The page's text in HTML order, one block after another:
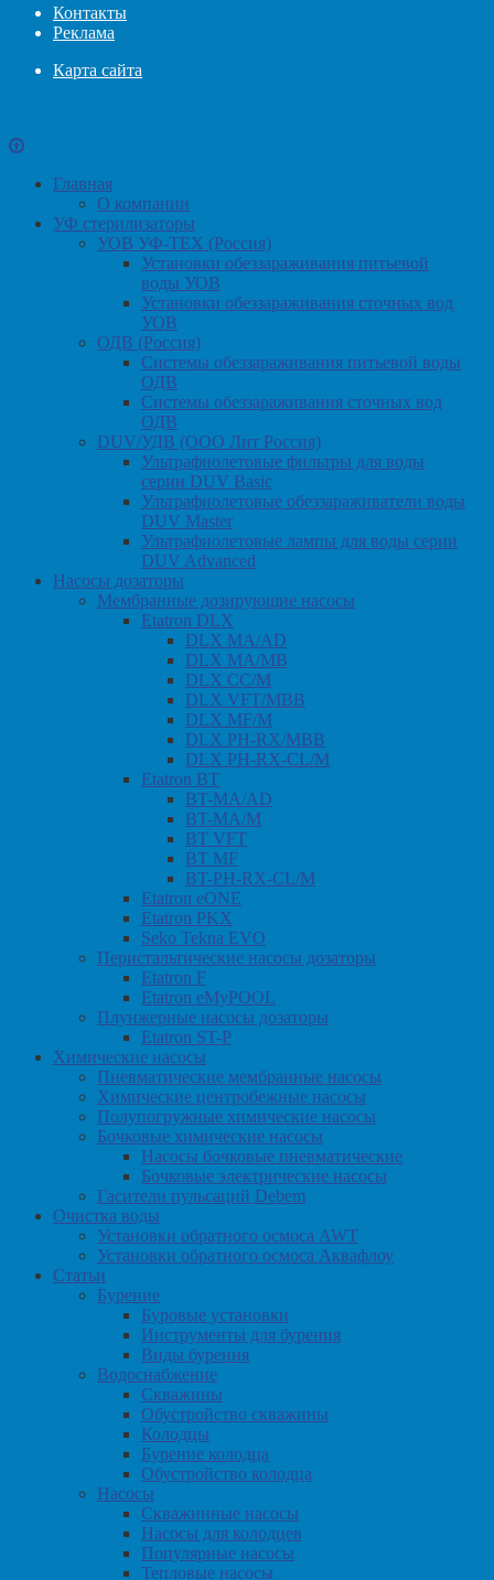
Контакты
Реклама
Карта сайта
Главная
О компании
УФ стерилизаторы
УОВ УФ-ТЕХ (Россия)
Установки обеззараживания питьевой
воды УОВ
Установки обеззараживания сточных вод
УОВ
ОДВ (Россия)
Системы обеззараживания питьевой воды
ОДВ
Системы обеззараживания сточных вод
ОДВ
DUV/УДВ (ООО Лит Россия)
Ультрафиолетовые фильтры для воды
серии DUV Basic
Ультрафиолетовые обеззараживатели воды
DUV Master
Ультрафиолетовые лампы для воды серии
DUV Advanced
Насосы дозаторы
Мембранные дозирующие насосы
Etatron DLX
DLX MA/AD
DLX MA/MB
DLX CC/M
DLX VFT/MBB
DLX MF/M
DLX PH-RX/MBB
DLX PH-RX-CL/M
Etatron BT
BT-MA/AD
BT-MA/M
BT VFT
BT MF
BT-PH-RX-CL/M
Etatron eONE
Etatron PKX
Seko Tekna EVO
Перистальтические насосы дозаторы
Etatron F
Etatron eMyPOOL
Плунжерные насосы дозаторы
Etatron ST-P
Химические насосы
Пневматические мембранные насосы
Химические центробежные насосы
Полупогружные химические насосы
Бочковые химические насосы
Насосы бочковые пневматические
Бочковые электрические насосы
Гасители пульсаций Debem
Очистка воды
Установки обратного осмоса AWT
Установки обратного осмоса Аквафлоу
Статьи
Бурение
Буровые установки
Инструменты для бурения
Виды бурения
Водоснабжение
Скважины
Обустройство скважины
Колодцы
Бурение колодца
Обустройство колодца
Насосы
Скважинные насосы
Насосы для колодцев
Популярные насосы
Тепловые насосы